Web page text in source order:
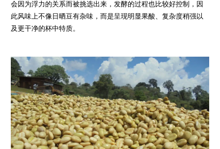
会因为浮力的关系而被挑选出来，发酵的过程也比较好控制，因
此风味上不像日晒豆有杂味，而是呈现明显果酸、复杂度稍强以
及更干净的杯中特质。